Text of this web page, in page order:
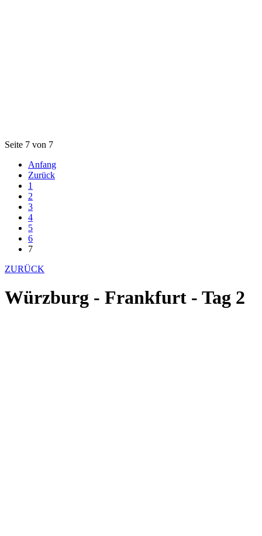
Seite 7 von 7
Anfang
Zurück
1
2
3
4
5
6
7
ZURÜCK
Würzburg - Frankfurt - Tag 2